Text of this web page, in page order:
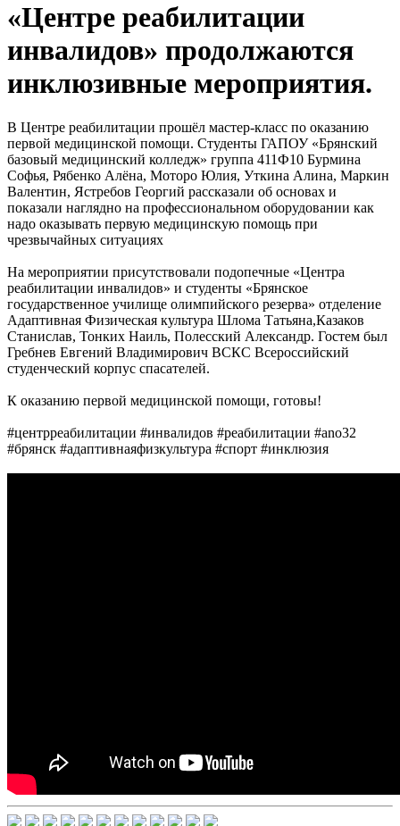
«Центре реабилитации
инвалидов» продолжаются
инклюзивные мероприятия.
В Центре реабилитации прошёл мастер-класс по оказанию
первой медицинской помощи. Студенты ГАПОУ «Брянский
базовый медицинский колледж» группа 411Ф10 Бурмина
Софья, Рябенко Алёна, Моторо Юлия, Уткина Алина, Маркин
Валентин, Ястребов Георгий рассказали об основах и
показали наглядно на профессиональном оборудовании как
надо оказывать первую медицинскую помощь при
чрезвычайных ситуациях
На мероприятии присутствовали подопечные «Центра
реабилитации инвалидов» и студенты «Брянское
государственное училище олимпийского резерва» отделение
Адаптивная Физическая культура Шлома Татьяна,Казаков
Станислав, Тонких Наиль, Полесский Александр. Гостем был
Гребнев Евгений Владимирович ВСКС Всероссийский
студенческий корпус спасателей.
К оказанию первой медицинской помощи, готовы!
#центрреабилитации #инвалидов #реабилитации #ano32
#брянск #адаптивнаяфизкультура #спорт #инклюзия